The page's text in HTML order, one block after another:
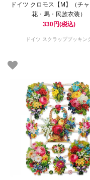
ドイツ クロモス【M】（チ
花・馬・民族衣装）
330円(税込)
ドイツ スクラップブッキン